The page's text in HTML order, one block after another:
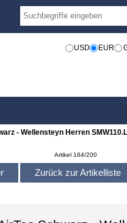
USD EUR
- Wellensteyn Herren
Artikel 164/200
Zurück zur Artikelliste